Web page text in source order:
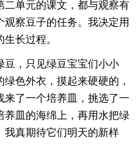
单元的课文，都与观察有
察豆子的任务。我决定用
长过程。
，只见绿豆宝宝们小小
色外衣，摸起来硬硬的，
了一个培养皿，挑选了一
养皿的海绵上，再用水把绿
我真期待它们明天的新样